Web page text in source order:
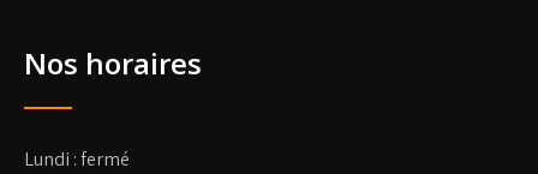
Nos horaires
Lundi : fermé